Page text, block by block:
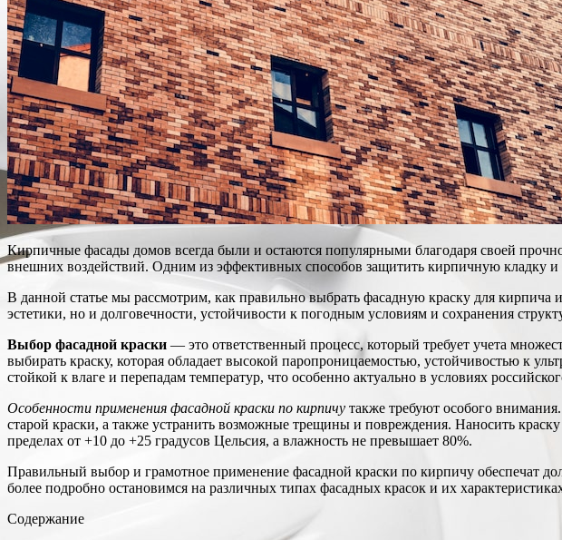
Кирпичные фасады домов всегда были и остаются популярными благодаря своей
внешних воздействий. Одним из эффективных способов защитить кирпичную кладку и
В данной статье мы рассмотрим, как правильно выбрать фасадную краску для
эстетики, но и долговечности, устойчивости к погодным условиям и сохранения
Выбор фасадной краски — это ответственный процесс, который требует учета
выбирать краску, которая обладает высокой паропроницаемостью, устойчивостью к
стойкой к влаге и перепадам температур, что особенно актуально в условиях
Особенности применения фасадной краски по кирпичу также требуют особого
старой краски, а также устранить возможные трещины и повреждения. Наносить
пределах от +10 до +25 градусов Цельсия, а влажность не превышает 80%.
Правильный выбор и грамотное применение фасадной краски по кирпичу обеспечат
более подробно остановимся на различных типах фасадных красок и их
Содержание